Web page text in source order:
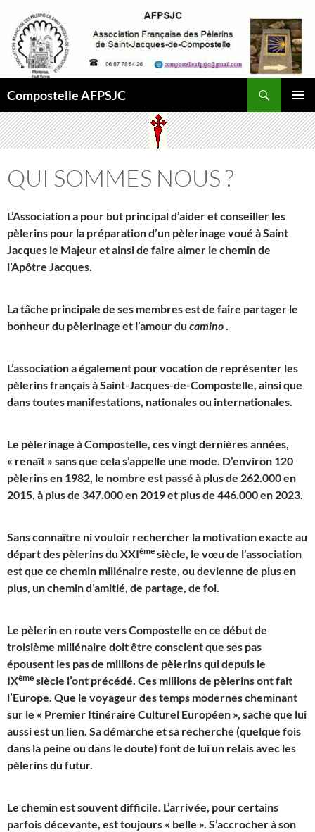
contenu
Compostelle AFPSJC
MENU
QUI SOMMES NOUS ?
L’Association a pour but principal d’aider et conseiller les
pèlerins pour la préparation d’un pèlerinage voué à Saint
Jacques le Majeur et ainsi de faire aimer le chemin de
l’Apôtre Jacques.
La tâche principale de ses membres est de faire partager le
bonheur du pèlerinage et l’amour du camino.
L’association a également pour vocation de représenter les
pèlerins français à Saint-Jacques-de-Compostelle, ainsi que
dans toutes manifestations, nationales ou internationales.
Le pèlerinage à Compostelle, ces vingt dernières années,
« renaît » sans que cela s’appelle une mode. D’environ 120
pèlerins en 1982, le nombre est passé à plus de 262.000 en
2015, à plus de 347.000 en 2019 et plus de 446.000 en 2023.
Sans connaître ni vouloir rechercher la motivation exacte au
départ des pèlerins du XXIème siècle, le vœu de l’association
est que ce chemin millénaire reste, ou devienne de plus en
plus, un chemin d’amitié, de partage, de foi.
Le pèlerin en route vers Compostelle en ce début de
troisième millénaire doit être conscient que ses pas
épousent les pas de millions de pèlerins qui depuis le
IXème siècle l’ont précédé. Ces millions de pèlerins ont fait
l’Europe. Que le voyageur des temps modernes cheminant
sur le « Premier Itinéraire Culturel Européen », sache que lui
aussi est un lien. Sa démarche et sa recherche (quelque fois
dans la peine ou dans le doute) font de lui un relais avec les
pèlerins du futur.
Le chemin est souvent difficile. L’arrivée, pour certains
parfois décevante, est toujours « belle ». S’accrocher à son